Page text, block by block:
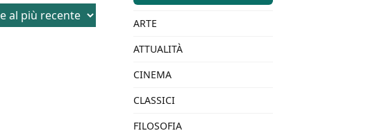
ARTE
ATTUALITÀ
CINEMA
CLASSICI
FILOSOFIA